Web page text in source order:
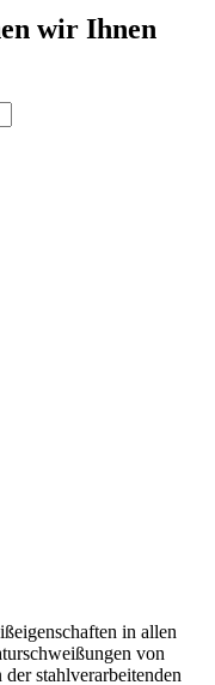
wir Ihnen
in allen
von
stahlverarbeitenden